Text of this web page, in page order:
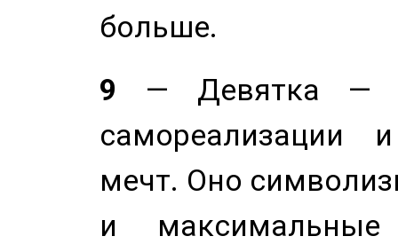
больше.
9 — Девятка —
самореализации
мечт. Оно
и